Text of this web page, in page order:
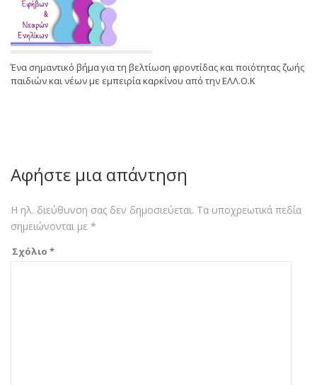
Ένα σημαντικό βήμα για τη βελτίωση φροντίδας και ποιότητας ζωής
παιδιών και νέων με εμπειρία καρκίνου από την ΕΛΛ.Ο.Κ
Αφήστε μια απάντηση
Η ηλ. διεύθυνση σας δεν δημοσιεύεται. Τα υποχρεωτικά πεδία
σημειώνονται με *
Σχόλιο *